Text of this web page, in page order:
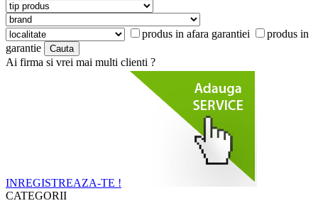
produs in afara garantiei
produs in
garantie
Ai firma si vrei mai multi clienti ?
INREGISTREAZA-TE !
CATEGORII